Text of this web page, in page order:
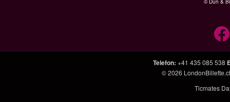
Telefon: +41 435 085 538
© 2026
Ticmates